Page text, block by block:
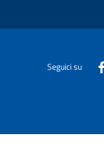
Seguici su